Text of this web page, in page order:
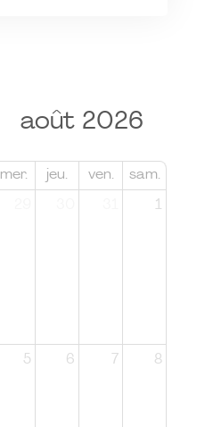
août 2026
mer. jeu. ven. sam.
1
5 6 7 8